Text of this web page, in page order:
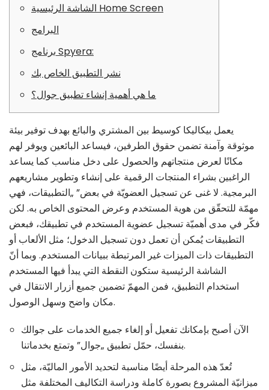
الشاشة الرئيسية Home Screen
البرامج
برنامج Spyera:
نشر التطبيق الخاص بك
ما هي أهمية إنشاء تطبيق جوال؟
يعمل بيكاليكا كوسيط بين المشتري والبائع بهدف توفير بيئة
موثوقة وآمنة تضمن حقوق الطرفين، فيساعد البائعين ويوفر لهم
مكانًا لعرض منتجاتهم والحصول على دخل مناسب كما يساعد
الراغبين بشراء المنتجات الرقمية على إنشاء وتطوير مشاريعهم
البرمجية. لا غنى عن تسجيل العضويّة في بعض” „التطبيقات، فهي
مهمّة للتحقّق من هوية المستخدم وعرض المحتوى الخاص به. لكن
فكّر في مدى أهميّة تسجيل عضوية المستخدم في تطبيقك، فبعض
التطبيقات يُمكن أن تعمل دون تسجيل الدخول؛ مثل الألعاب أو
التطبيقات ذات الميزات غير المرتبطة ببيانات المستخدم. وبما أنّ
الشاشة الرئيسية ستكون النقطة التي يبدأ فيها المستخدم
استخدام التطبيق، فمن المهمّ تضمين جميع أزرار الانتقال في
مكان واضح وسهل الوصول.
الآن أصبح بإمكانك تفعيل أو إلغاء جميع الخدمات على جوالك
بنفسك، حمّل تطبيق „جوال” وتمتع بخدماتنا.
تُعدّ هذه المرحلة أيضًا مناسبة لتحديد الأمور الماليّة، مثل
ميزانيّة المشروع بصورة كاملة ودراسة التكاليف المختلفة مثل